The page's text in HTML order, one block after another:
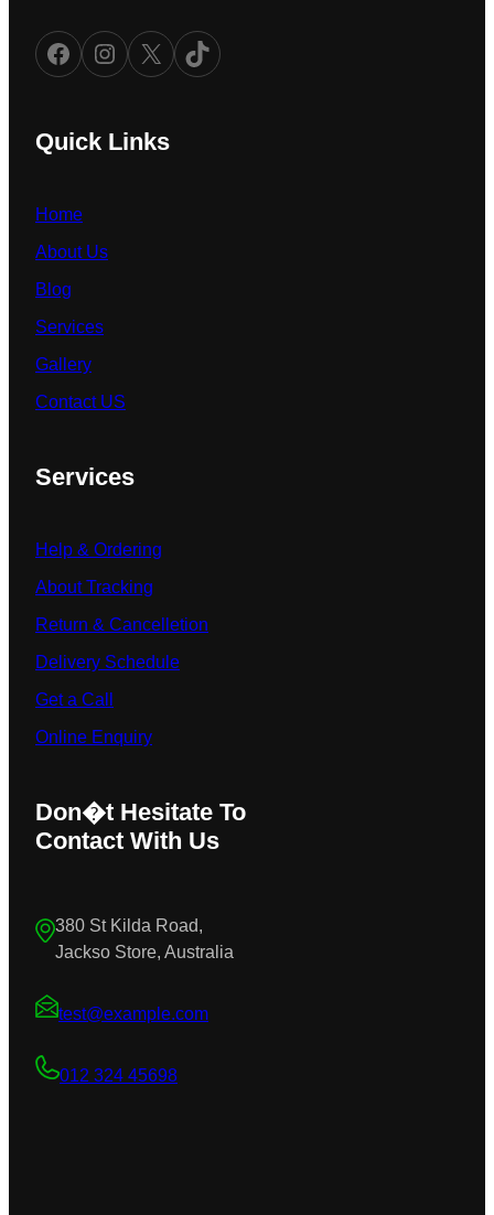
Facebook Instagram X TikTok
Quick Links
Home
About Us
Blog
Services
Gallery
Contact US
Services
Help & Ordering
About Tracking
Return & Cancelletion
Delivery Schedule
Get a Call
Online Enquiry
Don�t Hesitate To
Contact With Us
380 St Kilda Road,
Jackso Store, Australia
test@example.com
012 324 45698